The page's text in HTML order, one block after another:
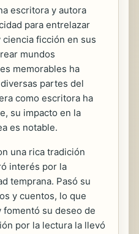
escritora y autora
para entrelazar
ficción en sus
mundos
memorables ha
partes del
como escritora ha
su impacto en la
es notable.
una rica tradición
interés por la
temprana. Pasó su
y cuentos, lo que
su deseo de
por la lectura la llevó